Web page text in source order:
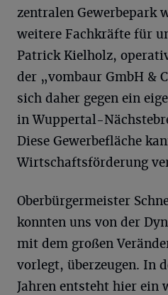
zentralen Gewerbepark
weitere Fachkräfte für
Patrick Kielholz,
der „vombaur GmbH &
sich daher gegen ein
in Wuppertal-
Diese Gewerbefläche
Wirtschaftsförderung
Oberbürgermeister
konnten uns von der
mit dem großen
vorlegt, überzeugen. In
Jahren entsteht hier ein